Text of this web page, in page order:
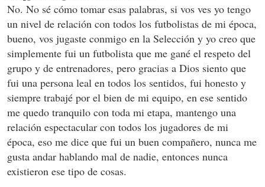
No. No sé cómo tomar esas palabras, si vos ves yo tengo
un nivel de relación con todos los futbolistas de mi época,
bueno, vos jugaste conmigo en la Selección y yo creo que
simplemente fui un futbolista que me gané el respeto del
grupo y de entrenadores, pero gracias a Dios siento que
fui una persona leal en todos los sentidos, fui honesto y
siempre trabajé por el bien de mi equipo, en ese sentido
me quedo tranquilo con toda mi etapa, mantengo una
relación espectacular con todos los jugadores de mi
época, eso me dice que fui un buen compañero, nunca me
gusta andar hablando mal de nadie, entonces nunca
existieron ese tipo de cosas.